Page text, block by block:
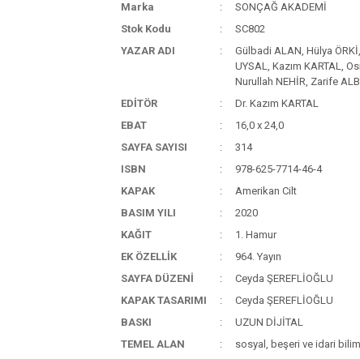
Marka
SONÇAĞ AKADEMİ
Stok Kodu
SC802
YAZAR ADI
Gülbadi ALAN, Hülya
UYSAL, Kazım KARTAL,
Nurullah NEHİR, Zarife
EDİTÖR
Dr. Kazım KARTAL
EBAT
16,0 x 24,0
SAYFA SAYISI
314
ISBN
978-625-7714-46-4
KAPAK
Amerikan Cilt
BASIM YILI
2020
KAĞIT
1. Hamur
EK ÖZELLİK
964. Yayın
SAYFA DÜZENİ
Ceyda ŞEREFLİOĞLU
KAPAK TASARIMI
Ceyda ŞEREFLİOĞLU
BASKI
UZUN DİJİTAL
TEMEL ALAN
sosyal, beşeri ve idari